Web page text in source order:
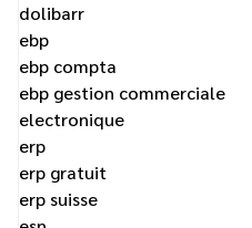
dolibarr
ebp
ebp compta
ebp gestion commerciale
electronique
erp
erp gratuit
erp suisse